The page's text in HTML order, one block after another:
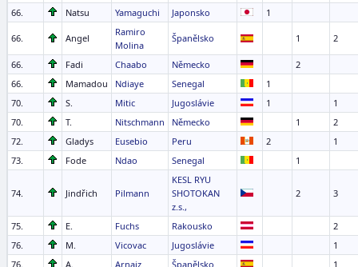
66. Natsu Yamaguchi Japonsko 1
66. Angel
Ramiro
Molina
Španělsko 1 2
66. Fadi Chaabo Německo
2
66.
Mamadou Ndiaye Senegal
1
70.
S. Mitic Jugoslávie 1
1
70.
T. Nitschmann Německo 1
2
72.
Gladys Eusebio Peru 2
1
73.
Fode Ndao Senegal 1
74. Jindřich Pilmann
KESL RYU
SHOTOKAN
z.s.,
2 3
75. E. Fuchs Rakousko
2
76.
M. Vicovac Jugoslávie
1
76.
A. Arnaiz Španělsko 1